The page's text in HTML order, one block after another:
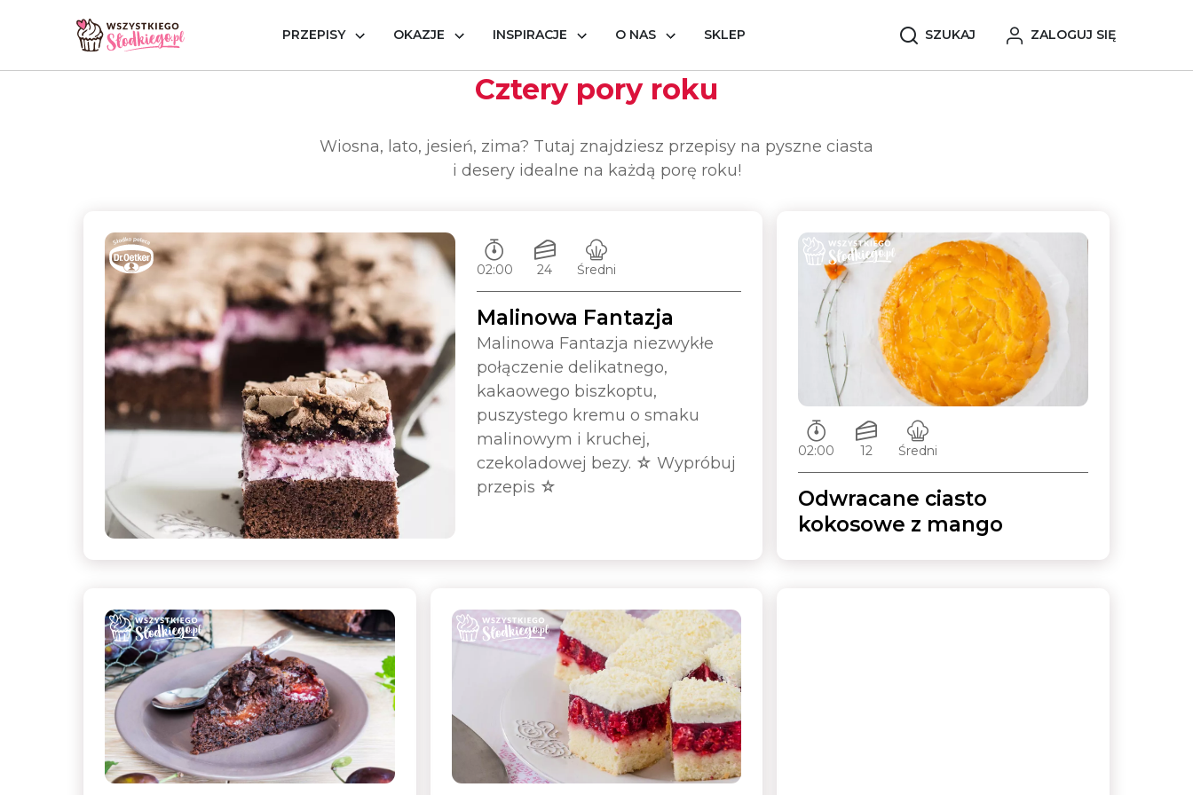
PRZEPISY OKAZJE INSPIRACJE O NAS SKLEP SZUKAJ ZALOGUJ SIĘ
Strona główna Okazje Cztery pory roku
Cztery pory roku
Wiosna, lato, jesień, zima? Tutaj znajdziesz przepisy na pyszne ciasta
i desery idealne na każdą porę roku!
Czas przygotowywania:
02:00
Ilość porcji:
24
Poziom trudności:
Średni
Malinowa Fantazja
Malinowa Fantazja niezwykłe
połączenie delikatnego,
kakaowego biszkoptu,
puszystego kremu o smaku
malinowym i kruchej,
czekoladowej bezy. ☆ Wypróbuj
przepis ☆
Czas przygotowywania:
02:00
Ilość porcji:
12
Poziom trudności:
Średni
Odwracane ciasto
kokosowe z mango